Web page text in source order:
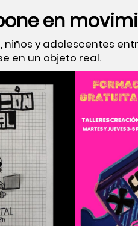
en
y adolescentes
en un objeto real.